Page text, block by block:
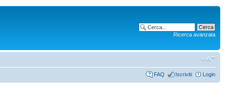
Ricerca avanzata
FAQ Iscriviti Login